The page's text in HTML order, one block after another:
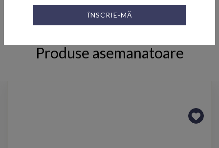
ÎNSCRIE-MĂ
Produse asemanatoare